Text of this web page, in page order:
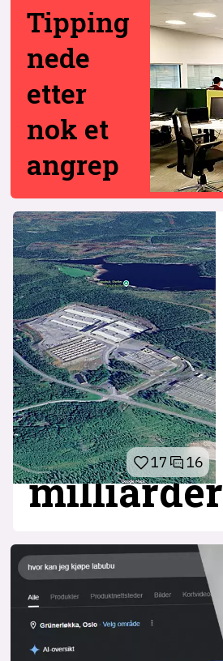
Tipping
nede
etter
nok et
angrep
17 16
milliarder